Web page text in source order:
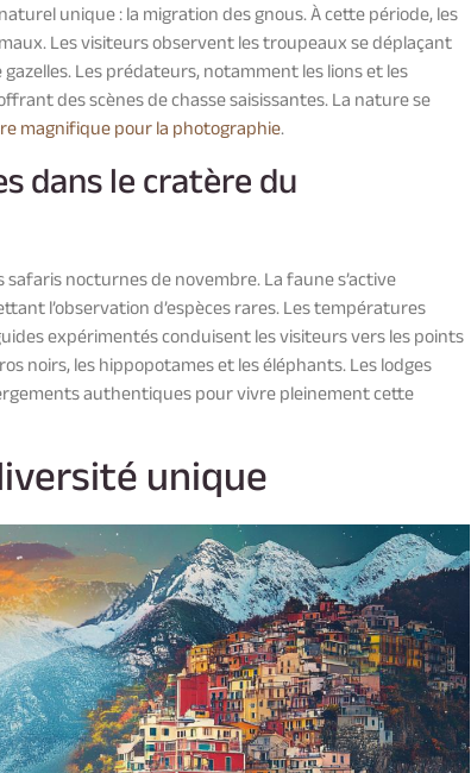
unique : la migration des gnous. À cette période, les
Les visiteurs observent les troupeaux se déplaçant
Les prédateurs, notamment les lions et les
des scènes de chasse saisissantes. La nature se
magnifique pour la photographie.
dans le cratère du
nocturnes de novembre. La faune s’active
l’observation d’espèces rares. Les températures
expérimentés conduisent les visiteurs vers les points
noirs, les hippopotames et les éléphants. Les lodges
authentiques pour vivre pleinement cette
unique